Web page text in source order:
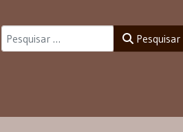
Pesquisar